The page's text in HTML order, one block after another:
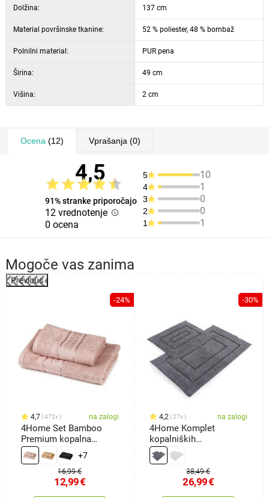
Dolžina: 137 cm
Material površinske tkanine: 52 % poliester, 48 % bombaž
Polnilni material: PUR pena
Širina: 49 cm
Višina: 2 cm
Ocena (12) Vprašanja (0)
4,5
91% stranke priporočajo
12 vrednotenje
0 ocena
5 10
4 1
3 0
2 0
1 1
Mogoče vas zanima
Previous
-24%
4,7 472x na zalogi
4Home Set Bamboo
Premium kopalna
brisača inbrisača roza,
70 x 140 cm, 50 x 100
+7
16,99 €
12,99€
-30%
4,2 27x na zalogi
4Home Komplet
kopalniških
predpražnikov Retta, 50x
60 cm, 60 x 100 cm
38,49 €
26,99€